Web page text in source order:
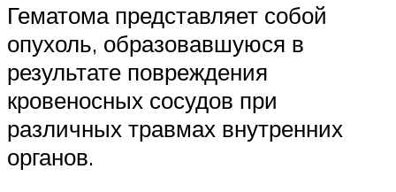
Гематома представляет собой
опухоль, образовавшуюся в
результате повреждения
кровеносных сосудов при
различных травмах внутренних
органов.